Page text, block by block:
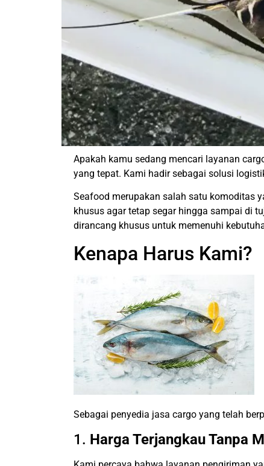
Apakah kamu sedang mencari layanan
yang tepat. Kami hadir sebagai solusi
Seafood merupakan salah satu komoditas
khusus agar tetap segar hingga sampai di
dirancang khusus untuk memenuhi
Kenapa Harus Kami?
Sebagai penyedia jasa cargo yang telah
1. Harga Terjangkau Tanpa